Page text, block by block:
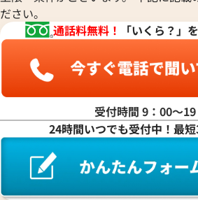
ださい。
通話料無料！
「いくら？」
受付時間 9：00〜
24時間いつでも受付中！最短